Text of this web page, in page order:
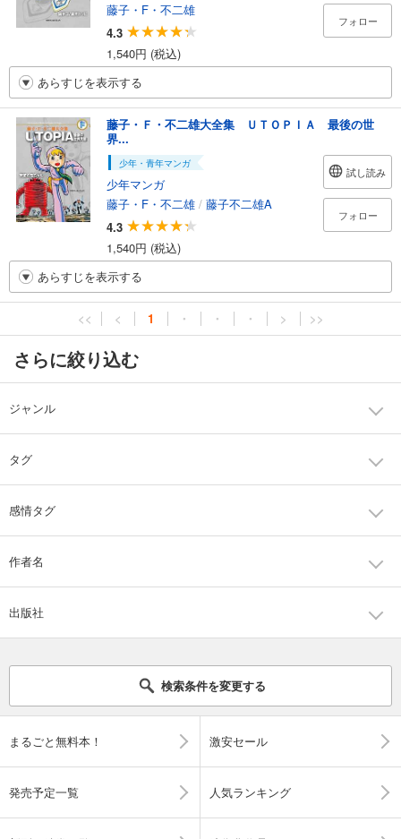
藤子・F・不二雄
4.3
1,540円 (税込)
フォロー
あらすじを表示する
藤子・Ｆ・不二雄大全集 ＵＴＯＰＩＡ 最後の世
界...
少年・青年マンガ
少年マンガ
藤子・F・不二雄 / 藤子不二雄A
4.3
1,540円 (税込)
試し読み
フォロー
あらすじを表示する
<< < 1 ・ ・ ・ > >>
さらに絞り込む
ジャンル
タグ
感情タグ
作者名
出版社
検索条件を変更する
まるごと無料本！ 激安セール
発売予定一覧 人気ランキング